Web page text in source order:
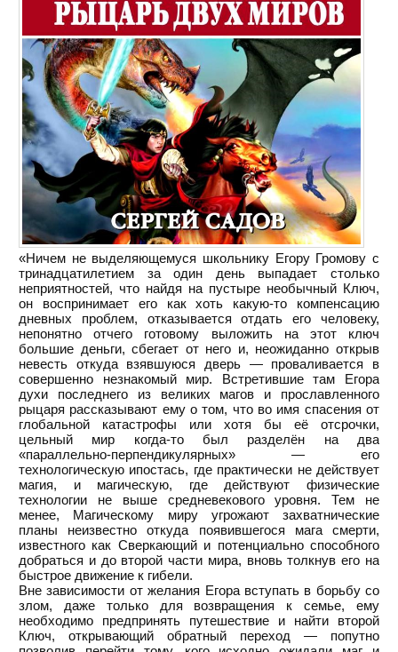
«Ничем не выделяющемуся школьнику Егору Громову с
тринадцатилетием за один день выпадает столько
неприятностей, что найдя на пустыре необычный Ключ,
он воспринимает его как хоть какую-то компенсацию
дневных проблем, отказывается отдать его человеку,
непонятно отчего готовому выложить на этот ключ
большие деньги, сбегает от него и, неожиданно открыв
невесть откуда взявшуюся дверь — проваливается в
совершенно незнакомый мир. Встретившие там Егора
духи последнего из великих магов и прославленного
рыцаря рассказывают ему о том, что во имя спасения от
глобальной катастрофы или хотя бы её отсрочки,
цельный мир когда-то был разделён на два
«параллельно-перпендикулярных» — его
технологическую ипостась, где практически не действует
магия, и магическую, где действуют физические
технологии не выше средневекового уровня. Тем не
менее, Магическому миру угрожают захватнические
планы неизвестно откуда появившегося мага смерти,
известного как Сверкающий и потенциально способного
добраться и до второй части мира, вновь толкнув его на
быстрое движение к гибели.
Вне зависимости от желания Егора вступать в борьбу со
злом, даже только для возвращения к семье, ему
необходимо предпринять путешествие и найти второй
Ключ, открывающий обратный переход — попутно